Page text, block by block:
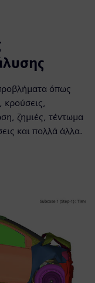
όπως
κρούσεις,
ζημιές, τέντωμα
και πολλά άλλα.